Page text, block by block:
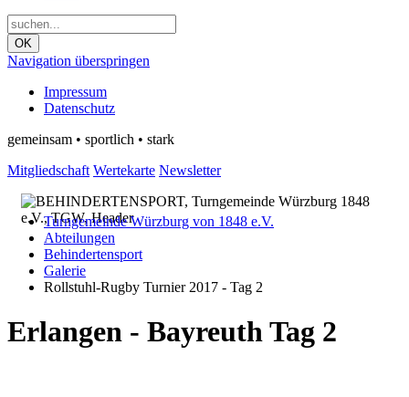
OK
Navigation überspringen
Impressum
Datenschutz
gemeinsam • sportlich • stark
Mitgliedschaft Wertekarte Newsletter
Turngemeinde Würzburg von 1848 e.V.
Abteilungen
Behindertensport
Galerie
Rollstuhl-Rugby Turnier 2017 - Tag 2
Erlangen - Bayreuth Tag 2